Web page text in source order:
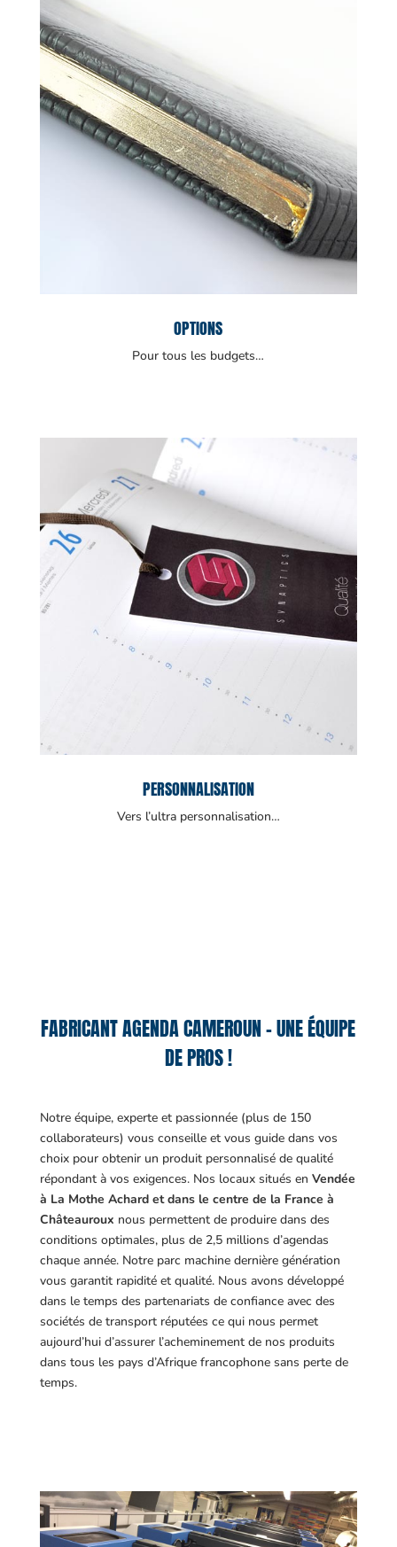
OPTIONS
Pour tous les budgets…
PERSONNALISATION
Vers l’ultra personnalisation…
FABRICANT AGENDA CAMEROUN – UNE ÉQUIPE
DE PROS !
Notre équipe, experte et passionnée (plus de 150
collaborateurs) vous conseille et vous guide dans vos
choix pour obtenir un produit personnalisé de qualité
répondant à vos exigences. Nos locaux situés en Vendée
à La Mothe Achard et dans le centre de la France à
Châteauroux nous permettent de produire dans des
conditions optimales, plus de 2,5 millions d’agendas
chaque année. Notre parc machine dernière génération
vous garantit rapidité et qualité. Nous avons développé
dans le temps des partenariats de confiance avec des
sociétés de transport réputées ce qui nous permet
aujourd’hui d’assurer l’acheminement de nos produits
dans tous les pays d’Afrique francophone sans perte de
temps.